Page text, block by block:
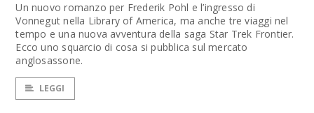
Un nuovo romanzo per Frederik Pohl e l’ingresso di
Vonnegut nella Library of America, ma anche tre viaggi nel
tempo e una nuova avventura della saga Star Trek Frontier.
Ecco uno squarcio di cosa si pubblica sul mercato
anglosassone.
LEGGI